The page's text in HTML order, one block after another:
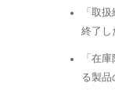
「取
終了し
「在
る製品